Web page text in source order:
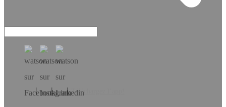
Téléchargez l’app!